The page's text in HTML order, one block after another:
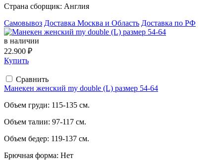
Страна сборщик: Англия
Самовывоз Доставка Москва и Область Доставка по РФ
в наличии
22.900 ₽
Купить
Сравнить
Манекен женский my double (L) размер 54-64
Объем груди: 115-135 см.
Объем талии: 97-117 см.
Объем бедер: 119-137 см.
Брючная форма: Нет